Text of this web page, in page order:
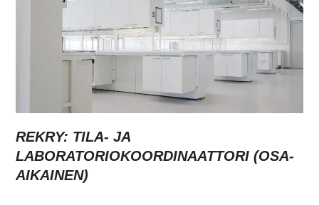
REKRY: TILA- JA
LABORATORIOKOORDINAATTORI (OSA-
AIKAINEN)